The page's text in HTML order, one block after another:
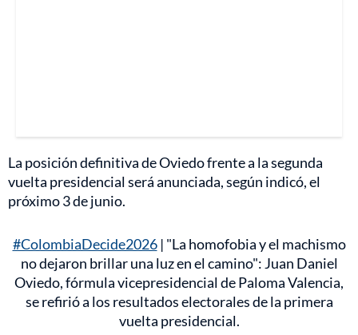
La posición definitiva de Oviedo frente a la segunda
vuelta presidencial será anunciada, según indicó, el
próximo 3 de junio.
#ColombiaDecide2026| "La homofobia y el machismo
no dejaron brillar una luz en el camino": Juan Daniel
Oviedo, fórmula vicepresidencial de Paloma Valencia,
se refirió a los resultados electorales de la primera
vuelta presidencial.